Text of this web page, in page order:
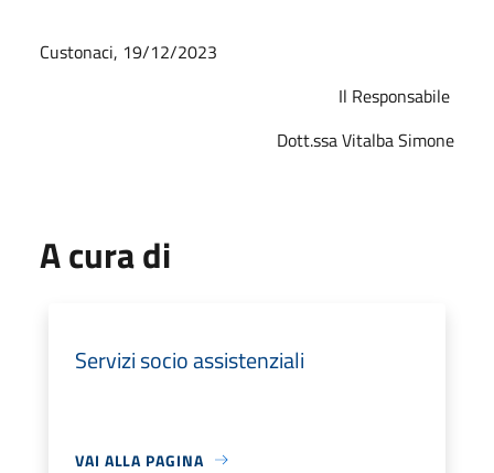
Custonaci, 19/12/2023
Il Responsabile
Dott.ssa Vitalba Simone
A cura di
Servizi socio assistenziali
VAI ALLA PAGINA